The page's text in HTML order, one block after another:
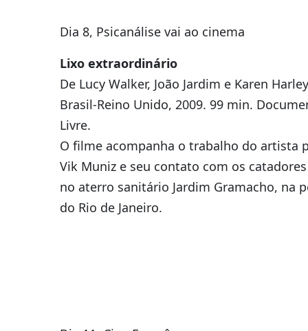
Dia 8, Psicanálise vai ao cinema
Lixo extraordinário
De Lucy Walker, João Jardim e Karen
Brasil-Reino Unido, 2009. 99 min.
Livre.
O filme acompanha o trabalho do artista
Vik Muniz e seu contato com os
no aterro sanitário Jardim Gramacho, na
do Rio de Janeiro.